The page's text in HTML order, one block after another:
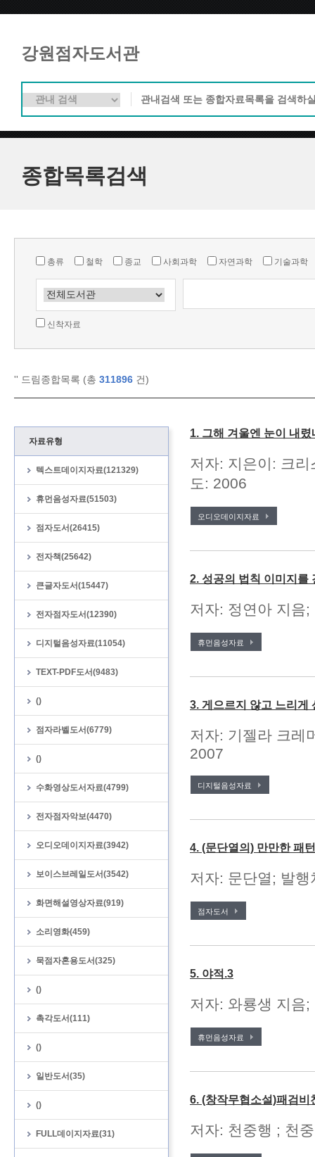
강원점자도서관
종합목록검색
총류 철학 종교 사회과학 자연과학 기술과학
신착자료
'' 드림종합목록 (총 311896 건)
자료유형
텍스트데이지자료(121329)
휴먼음성자료(51503)
점자도서(26415)
전자책(25642)
큰글자도서(15447)
전자점자도서(12390)
디지털음성자료(11054)
TEXT-PDF도서(9483)
()
점자라벨도서(6779)
()
수화영상도서자료(4799)
전자점자악보(4470)
오디오데이지자료(3942)
보이스브레일도서(3542)
화면해설영상자료(919)
소리영화(459)
묵점자혼용도서(325)
()
촉각도서(111)
()
일반도서(35)
()
FULL데이지자료(31)
1. 그해 겨울엔 눈이 내렸
저자: 지은이: 크
도: 2006
오디오데이지자료
2. 성공의 법칙 이미지를
저자: 정연아 지음
휴먼음성자료
3. 게으르지 않고 느리게
저자: 기젤라 크레
2007
디지털음성자료
4. (문단열의) 만만한 패
저자: 문단열; 발
점자도서
5. 야적.3
저자: 와룡생 지음
휴먼음성자료
6. (창작무협소설)패검비
저자: 천중행 ; 천